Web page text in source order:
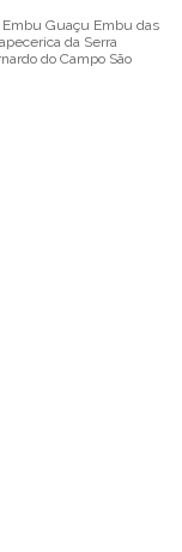
Embu Guaçu Embu das
da Serra
do Campo São